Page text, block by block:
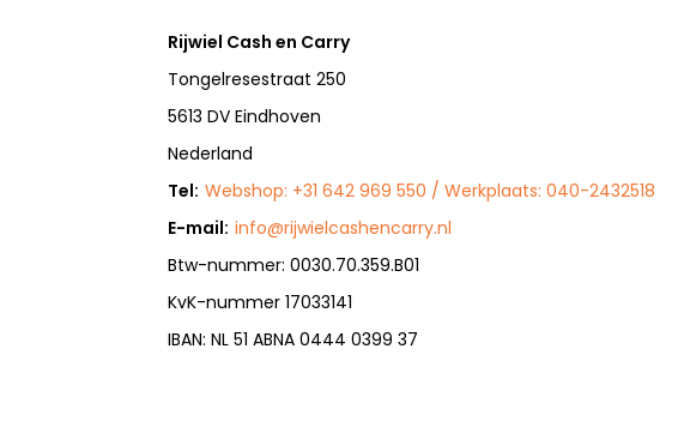
Rijwiel Cash en Carry
Tongelresestraat 250
5613 DV Eindhoven
Nederland
Tel: Webshop: +31 642 969 550 / Werkplaats: 040-2432518
E-mail: info@rijwielcashencarry.nl
Btw-nummer: 0030.70.359.B01
KvK-nummer 17033141
IBAN: NL 51 ABNA 0444 0399 37